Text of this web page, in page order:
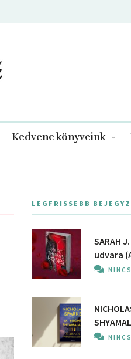
Kedvenc könyveink
LEGFRISSEBB
SARAH
udvara